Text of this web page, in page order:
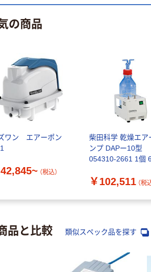
の商品
ワン エアーポン
（税込）
柴田科学 乾燥エア
ンプ DAPー10型
054310-2661 1個
￥102,511 （税
イドへ
品と比較 類似スペック品を探す